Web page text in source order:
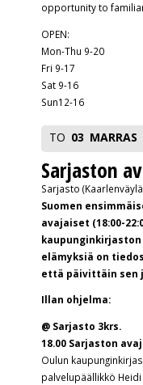
opportunity to
OPEN:
Mon-Thu 9-20
Fri 9-17
Sat 9-16
Sun12-16
TO 03 MARRAS
Sarjaston
Sarjasto
Suomen
avajaiset (18:00-
elämyksiä on
että päivittäin sen
Illan ohjelma:
@ Sarjasto 3krs.
18.00 Sarjaston
Oulun
palvelupäällikkö Heidi